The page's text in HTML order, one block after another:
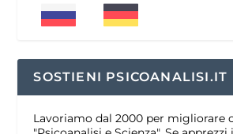
SOSTIENI PSICOANALISI.IT
Lavoriamo dal 2000 per migliorare